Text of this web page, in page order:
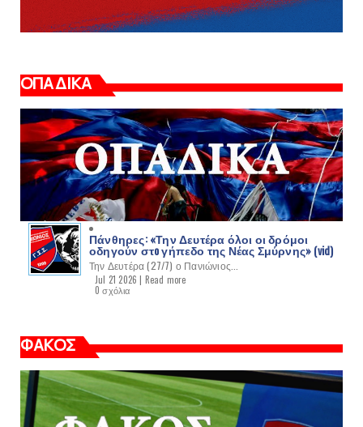
ΟΠΑΔΙΚΑ
Πάνθηρες: «Την Δευτέρα όλοι οι δρόμοι
οδηγούν στo γήπεδο της Νέας Σμύρνης» (vid)
Την Δευτέρα (27/7) ο Πανιώνιος...
Jul 21 2026 | Read more
0 σχόλια
ΦΑΚΟΣ